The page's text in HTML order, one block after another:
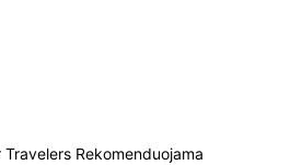
Rekomenduojama